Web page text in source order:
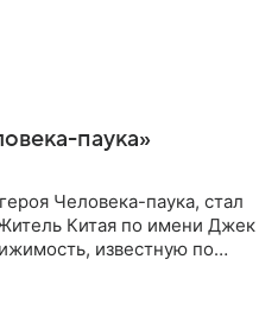
паука»
Человека-паука, стал
Китая по имени Джек
известную по